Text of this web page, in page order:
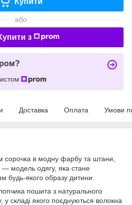
або
з
Доставка Оплата Умови
сорочка в модну фарбу та штани,
модель одягу, яка стане
будь-якого образу дитини.
пошита з натурального
у складі якого поєднуються волокна